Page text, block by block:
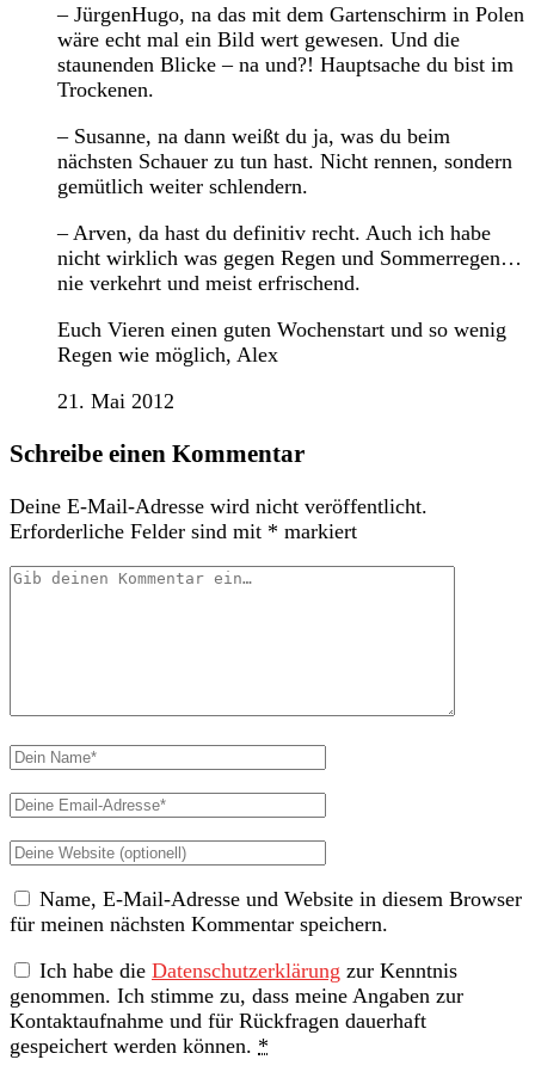
– JürgenHugo, na das mit dem Gartenschirm in Polen
wäre echt mal ein Bild wert gewesen. Und die
staunenden Blicke – na und?! Hauptsache du bist im
Trockenen.
– Susanne, na dann weißt du ja, was du beim
nächsten Schauer zu tun hast. Nicht rennen, sondern
gemütlich weiter schlendern.
– Arven, da hast du definitiv recht. Auch ich habe
nicht wirklich was gegen Regen und Sommerregen…
nie verkehrt und meist erfrischend.
Euch Vieren einen guten Wochenstart und so wenig
Regen wie möglich, Alex
21. Mai 2012
Schreibe einen Kommentar
Deine E-Mail-Adresse wird nicht veröffentlicht.
Erforderliche Felder sind mit * markiert
Dein
Dein
Deine
Adresse
Deine
(nicht
erforderlich)
Name, E-Mail-Adresse und Website in diesem Browser
für meinen nächsten Kommentar speichern.
Ich habe die Datenschutzerklärung zur Kenntnis
genommen. Ich stimme zu, dass meine Angaben zur
Kontaktaufnahme und für Rückfragen dauerhaft
gespeichert werden können. *